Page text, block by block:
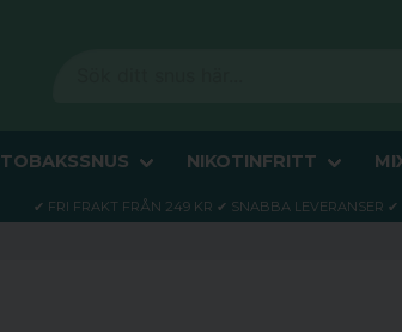
TOBAKSSNUS NIKOTINFRITT
✔ FRI FRAKT FRÅN 249 KR ✔ SNABBA LEVERANSER ✔